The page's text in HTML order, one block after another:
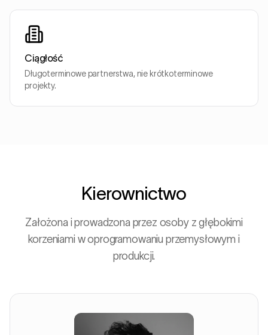
Ciągłość
Długoterminowe partnerstwa, nie krótkoterminowe
projekty.
Kierownictwo
Założona i prowadzona przez osoby z głębokimi
korzeniami w oprogramowaniu przemysłowym i
produkcji.